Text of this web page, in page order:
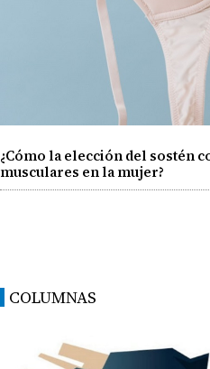
¿Cómo la elección del sostén
musculares en la mujer?
COLUMNAS